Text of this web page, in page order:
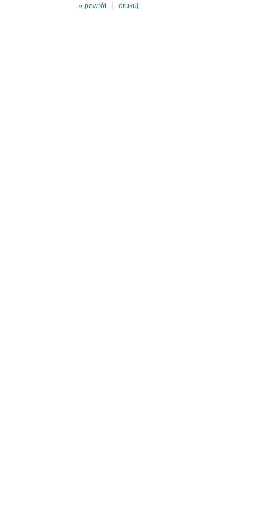
drukuj
« powrót